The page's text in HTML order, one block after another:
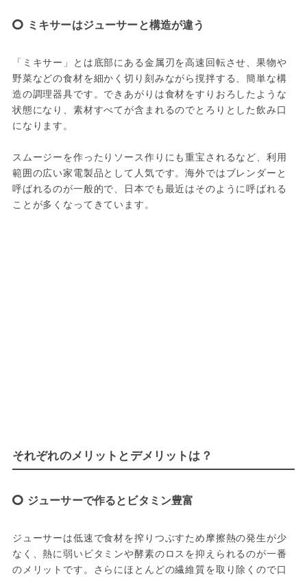
ミキサーはジューサーと構造が違う
「ミキサー」とは底部にある金属刃を高速回転させ、果物や
野菜などの食材を細かく切り刻みながら撹拌する、簡単な構
造の調理器具です。できあがりは食材をすりおろしたような
状態になり、素材すべてが含まれるのでとろりとした飲み口
になります。
スムージーを作ったりソース作りにも重宝されるなど、利用
範囲の広い家電製品として人気です。海外ではブレンダーと
呼ばれるのが一般的で、日本でも最近はそのように呼ばれる
ことが多くなってきています。
それぞれのメリットとデメリットは？
ジューサーで作るとビタミン豊富
ジューサーは低速で食材を搾りつぶすため摩擦熱の発生が少
なく、熱に弱いビタミンや酵素のロスを抑えられるのが一番
のメリットです。さらにほとんどの繊維質を取り除くので口